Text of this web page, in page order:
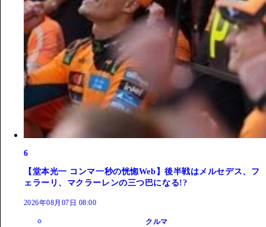
6
【堂本光一 コンマ一秒の恍惚Web】後半戦はメルセデス、フ
ェラーリ、マクラーレンの三つ巴になる!?
2026年08月07日 08:00
クルマ